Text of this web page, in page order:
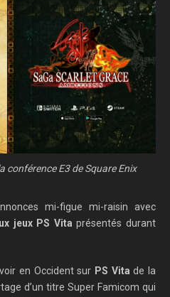
conférence E3 de Square Enix
mi-figue mi-raisin avec
jeux PS Vita présentés durant
en Occident sur PS Vita de la
d’un titre Super Famicom qui